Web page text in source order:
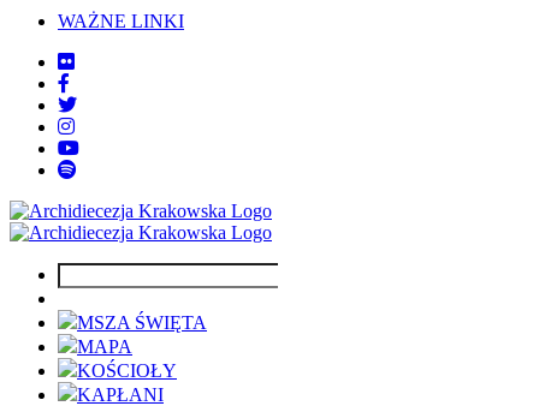
WAŻNE LINKI
MSZA ŚWIĘTA
MAPA
KOŚCIOŁY
KAPŁANI